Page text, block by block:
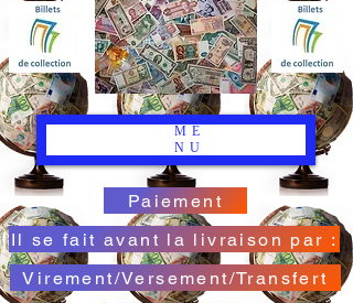
ME
NU
Paiement
Virement/Versement/Transfert
Il se fait avant la livraison par :